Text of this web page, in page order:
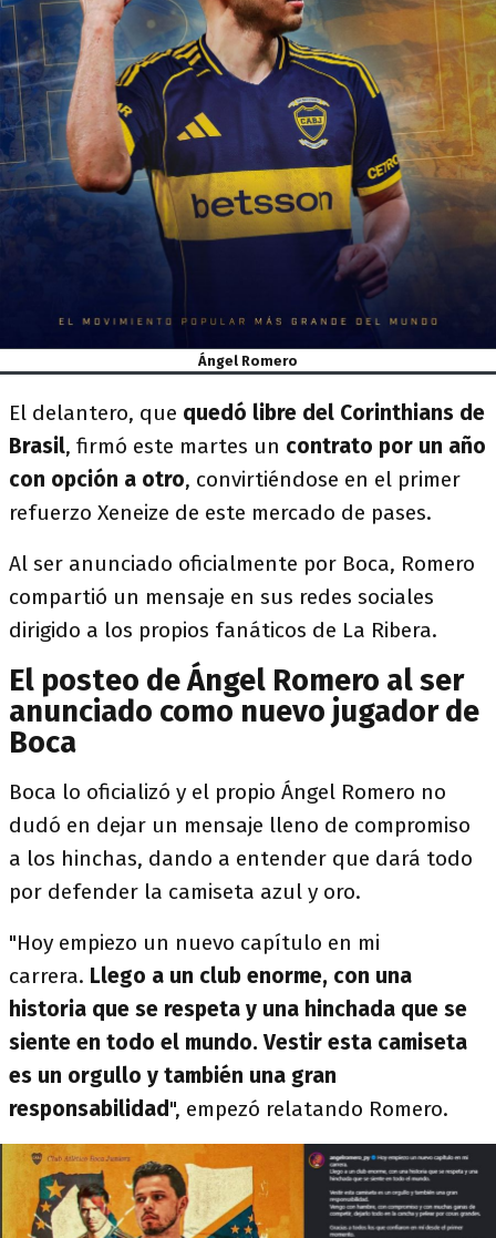
Ángel Romero
El delantero, que quedó libre del Corinthians de
Brasil, firmó este martes un contrato por un año
con opción a otro, convirtiéndose en el primer
refuerzo Xeneize de este mercado de pases.
Al ser anunciado oficialmente por Boca, Romero
compartió un mensaje en sus redes sociales
dirigido a los propios fanáticos de La Ribera.
El posteo de Ángel Romero al ser
anunciado como nuevo jugador de
Boca
Boca lo oficializó y el propio Ángel Romero no
dudó en dejar un mensaje lleno de compromiso
a los hinchas, dando a entender que dará todo
por defender la camiseta azul y oro.
"Hoy empiezo un nuevo capítulo en mi
carrera. Llego a un club enorme, con una
historia que se respeta y una hinchada que se
siente en todo el mundo. Vestir esta camiseta
es un orgullo y también una gran
responsabilidad", empezó relatando Romero.